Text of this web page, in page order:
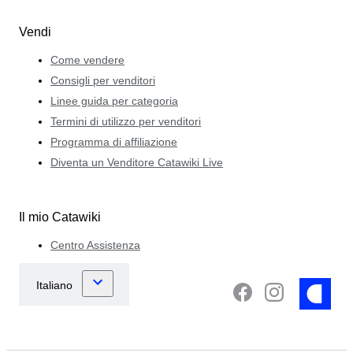
Vendi
Come vendere
Consigli per venditori
Linee guida per categoria
Termini di utilizzo per venditori
Programma di affiliazione
Diventa un Venditore Catawiki Live
Il mio Catawiki
Centro Assistenza